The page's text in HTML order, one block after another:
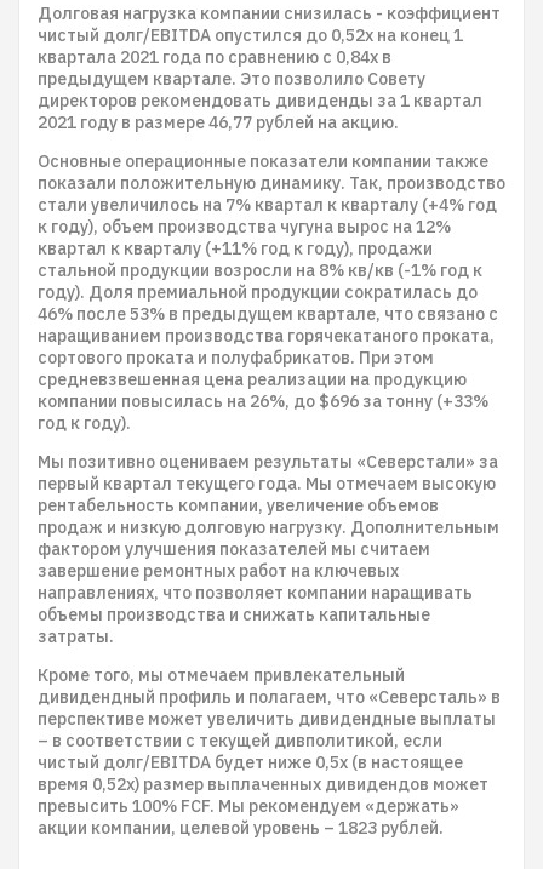
Долговая нагрузка компании снизилась - коэффициент
чистый долг/EBITDA опустился до 0,52х на конец 1
квартала 2021 года по сравнению с 0,84х в
предыдущем квартале. Это позволило Совету
директоров рекомендовать дивиденды за 1 квартал
2021 году в размере 46,77 рублей на акцию.
Основные операционные показатели компании также
показали положительную динамику. Так, производство
стали увеличилось на 7% квартал к кварталу (+4% год
к году), объем производства чугуна вырос на 12%
квартал к кварталу (+11% год к году), продажи
стальной продукции возросли на 8% кв/кв (-1% год к
году). Доля премиальной продукции сократилась до
46% после 53% в предыдущем квартале, что связано с
наращиванием производства горячекатаного проката,
сортового проката и полуфабрикатов. При этом
средневзвешенная цена реализации на продукцию
компании повысилась на 26%, до $696 за тонну (+33%
год к году).
Мы позитивно оцениваем результаты «Северстали» за
первый квартал текущего года. Мы отмечаем высокую
рентабельность компании, увеличение объемов
продаж и низкую долговую нагрузку. Дополнительным
фактором улучшения показателей мы считаем
завершение ремонтных работ на ключевых
направлениях, что позволяет компании наращивать
объемы производства и снижать капитальные
затраты.
Кроме того, мы отмечаем привлекательный
дивидендный профиль и полагаем, что «Северсталь» в
перспективе может увеличить дивидендные выплаты
– в соответствии с текущей дивполитикой, если
чистый долг/EBITDA будет ниже 0,5х (в настоящее
время 0,52х) размер выплаченных дивидендов может
превысить 100% FCF. Мы рекомендуем «держать»
акции компании, целевой уровень – 1823 рублей.